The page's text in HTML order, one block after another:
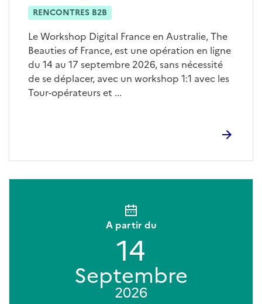
RENCONTRES B2B
Le Workshop Digital France en Australie, The
Beauties of France, est une opération en ligne
du 14 au 17 septembre 2026, sans nécessité
de se déplacer, avec un workshop 1:1 avec les
Tour-opérateurs et ...
A partir du
14
Septembre
2026